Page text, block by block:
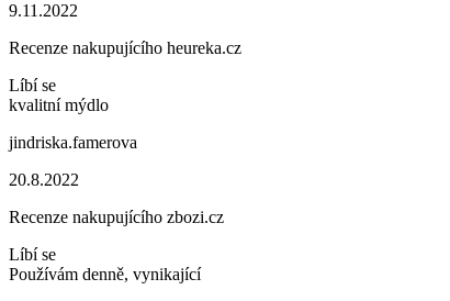
9.11.2022
Recenze nakupujícího heureka.cz
Líbí se
kvalitní mýdlo
jindriska.famerova
20.8.2022
Recenze nakupujícího zbozi.cz
Líbí se
Používám denně, vynikající